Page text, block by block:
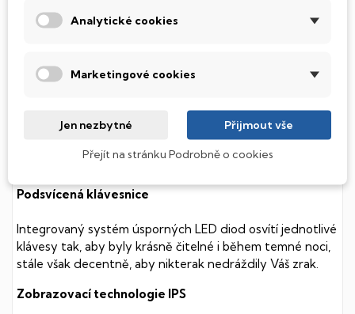
SSD Disk
diskem, který na rozdíl od starších magnetických HDD
součástmi a je tak mnohem méně náchylný
k mechanickému poškození. Díky použití elektronické
soustavy je tento disk mnohem
tišší
rychlejší
Podsvícená klávesnice
Integrovaný systém úsporných LED diod osvítí jednotlivé
klávesy tak, aby byly krásně čitelné i během temné noci,
stále však decentně, aby nikterak nedráždily Váš zrak.
Zobrazovací technologie IPS
Analytické cookies
Marketingové cookies
Jen nezbytné Přijmout vše
Přejít na stránku Podrobně o cookies